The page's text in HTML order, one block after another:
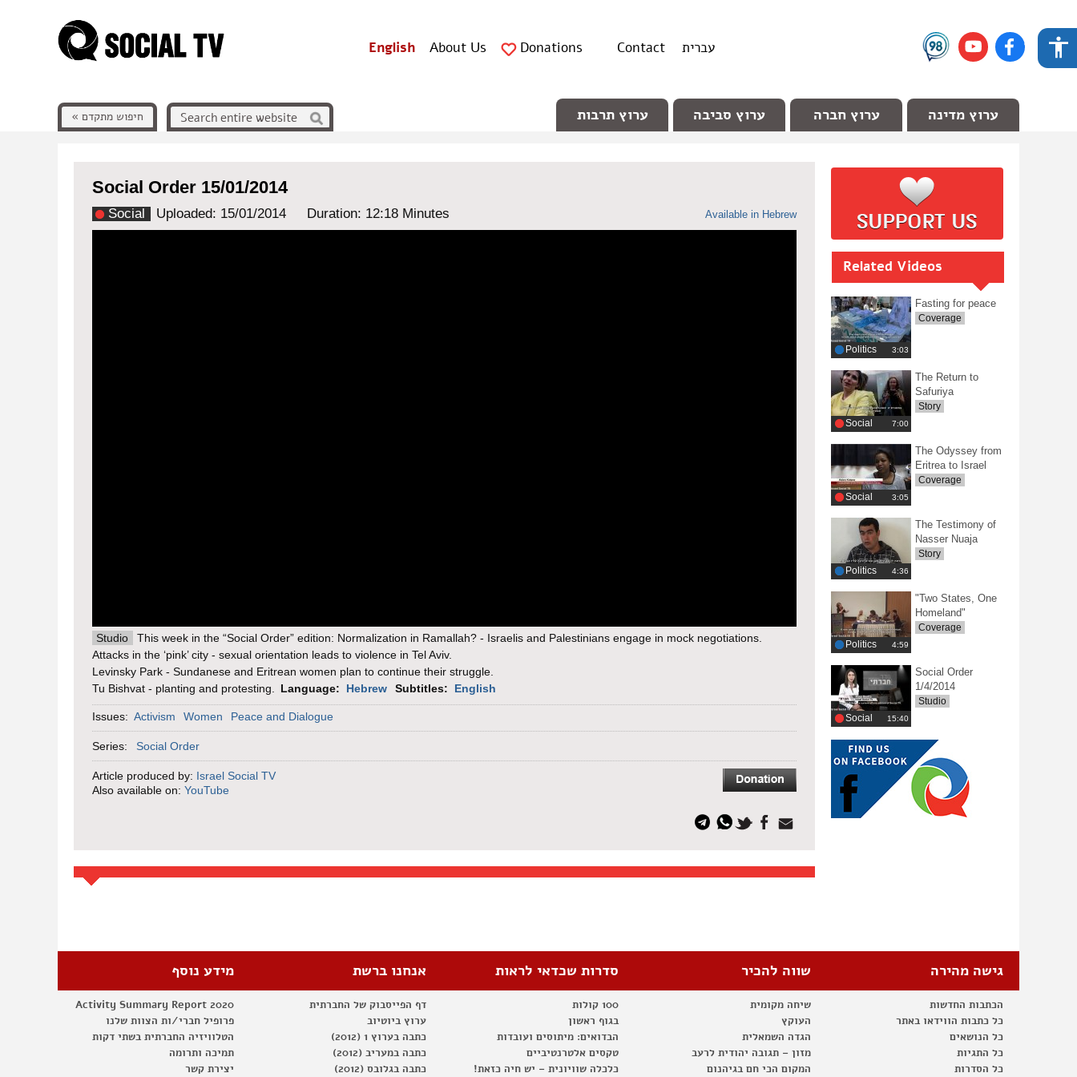
עברית Contact
Donations
About Us
English
ערוץ מדינה ערוץ חברה ערוץ סביבה ערוץ תרבות חיפוש מתקדם »
Social Order 15/01/2014
Social Uploaded: 15/01/2014 Duration: ‎12:18 Minutes Available in Hebrew
Studio
This week in the “Social Order” edition: Normalization in Ramallah? - Israelis and Palestinians engage in mock negotiations.
Attacks in the ‘pink’ city - sexual orientation leads to violence in Tel Aviv.
Levinsky Park - Sundanese and Eritrean women plan to continue their struggle.
Tu Bishvat - planting and protesting.
Language: Hebrew Subtitles: English
Issues: Activism Women Peace and Dialogue
Series: Social Order
Article produced by: Israel Social TV
Also available on: YouTube
Related Videos
Politics ‎3:03
Fasting for peace
Coverage
Social ‎7:00
The Return to
Safuriya
Story
Social ‎3:05
The Odyssey from
Eritrea to Israel
Coverage
Politics ‎4:36
The Testimony of
Nasser Nuaja
Story
Politics ‎4:59
"Two States, One
Homeland"
Coverage
Social ‎15:40
Social Order
1/4/2014
Studio
גישה מהירה
הכתבות החדשות
כל כתבות הווידאו באתר
כל הנושאים
כל התגיות
כל הסדרות
שווה להכיר
שיחה מקומית
העוקץ
הגדה השמאלית
מזון – תגובה יהודית לרעב
המקום הכי חם בגיהנום
סדרות שכדאי לראות
100 קולות
בגוף ראשון
הבדואים: מיתוסים ועובדות
טקסים אלטרנטיביים
כלכלה שוויונית – יש חיה כזאת!
אנחנו ברשת
דף הפייסבוק של החברתית
ערוץ ביוטיוב
כתבה בערוץ 1 (2012)
כתבה במעריב (2012)
כתבה בגלובס (2012)
מידע נוסף
Activity Summary Report 2020
פרופיל חברי/ות הצוות שלנו
הטלוויזיה החברתית בשתי דקות
תמיכה ותרומה
יצירת קשר